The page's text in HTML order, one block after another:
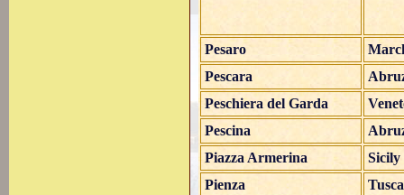
Pesaro
Pescara
Peschiera del Garda
Pescina
Piazza Armerina
Sicily
Pienza